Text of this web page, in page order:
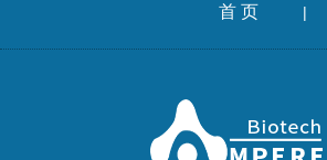
首 页 |